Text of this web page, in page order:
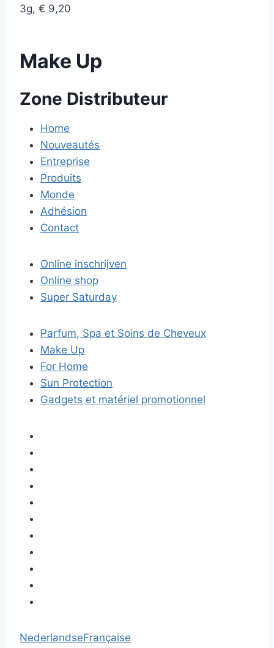
3g, € 9,20
Make Up
Zone Distributeur
Home
Nouveautés
Entreprise
Produits
Monde
Adhésion
Contact
Online inschrijven
Online shop
Super Saturday
Parfum, Spa et Soins de Cheveux
Make Up
For Home
Sun Protection
Gadgets et matériel promotionnel
NederlandseFrançaise